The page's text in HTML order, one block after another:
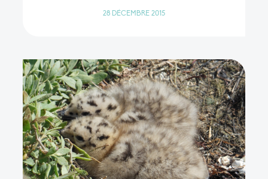
28 DÉCEMBRE 2015